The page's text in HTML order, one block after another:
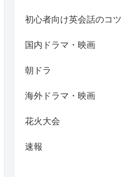
初心者向け英会話のコツ
国内ドラマ・映画
朝ドラ
海外ドラマ・映画
花火大会
速報